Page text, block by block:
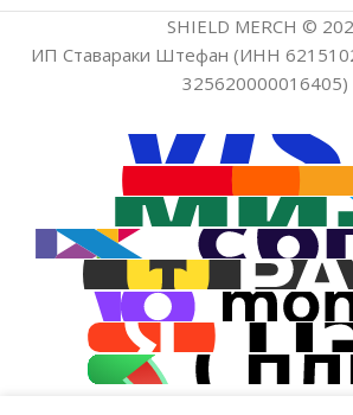
SHIELD MERCH ©
ИП Ставараки Штефан (ИНН
325620000016405)